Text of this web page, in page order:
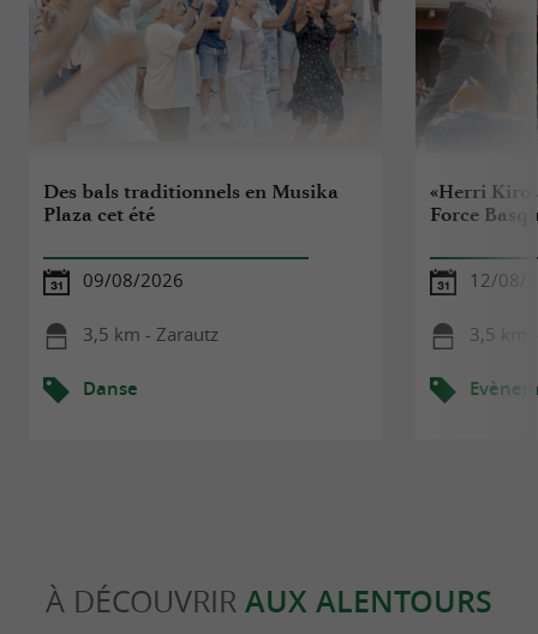
Des bals traditionnels en Musika
Plaza cet été
09/08/2026
3,5 km - Zarautz
Danse
«Herri
Force
12/08/
3,5 km
À DÉCOUVRIR AUX ALENTOURS